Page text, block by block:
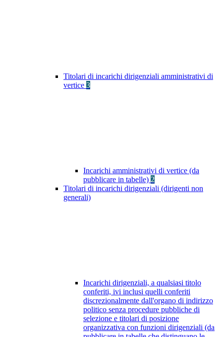
Titolari di incarichi dirigenziali amministrativi di
vertice 3
Incarichi amministrativi di vertice (da
pubblicare in tabelle) 2
Titolari di incarichi dirigenziali (dirigenti non
generali)
Incarichi dirigenziali, a qualsiasi titolo
conferiti, ivi inclusi quelli conferiti
discrezionalmente dall'organo di indirizzo
politico senza procedure pubbliche di
selezione e titolari di posizione
organizzativa con funzioni dirigenziali (da